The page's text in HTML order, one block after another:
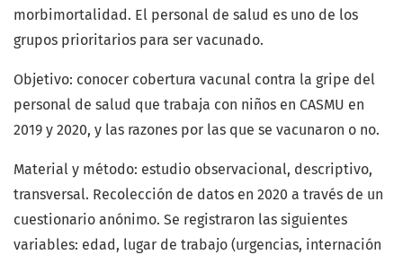
morbimortalidad. El personal de salud es uno de los
grupos prioritarios para ser vacunado.
Objetivo: conocer cobertura vacunal contra la gripe del
personal de salud que trabaja con niños en CASMU en
2019 y 2020, y las razones por las que se vacunaron o no.
Material y método: estudio observacional, descriptivo,
transversal. Recolección de datos en 2020 a través de un
cuestionario anónimo. Se registraron las siguientes
variables: edad, lugar de trabajo (urgencias, internación